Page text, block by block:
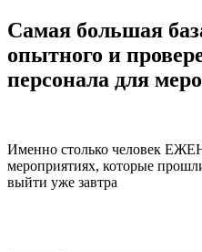
Самая большая
опытного и
персонала для
Именно столько человек
мероприятиях, которые
выйти уже завтра